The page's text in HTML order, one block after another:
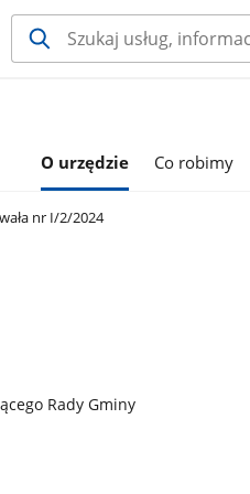
O urzędzie Co robimy
nr I/2/2024
Rady Gminy